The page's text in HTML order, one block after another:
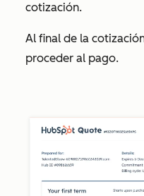
cotización.
Al final de la
proceder al pago.